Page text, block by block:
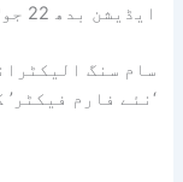
ایڈیشن بدھ 22 جولائی کو لندن میں لانچ ہوا۔
سام سنگ
‘نئے فارم